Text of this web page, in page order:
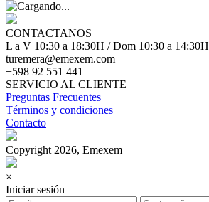
CONTACTANOS
L a V 10:30 a 18:30H / Dom 10:30 a 14:30H
turemera@emexem.com
+598 92 551 441
SERVICIO AL CLIENTE
Preguntas Frecuentes
Términos y condiciones
Contacto
Copyright 2026, Emexem
×
Iniciar sesión